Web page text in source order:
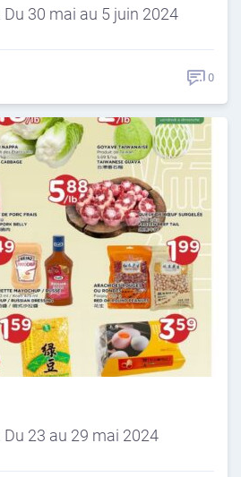
30 mai au 5 juin 2024
0
23 au 29 mai 2024